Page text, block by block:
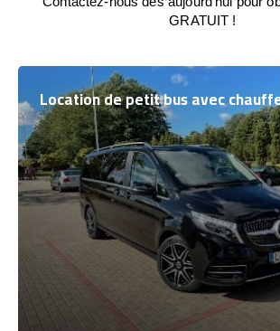
GRATUIT !
Location de petit bus avec